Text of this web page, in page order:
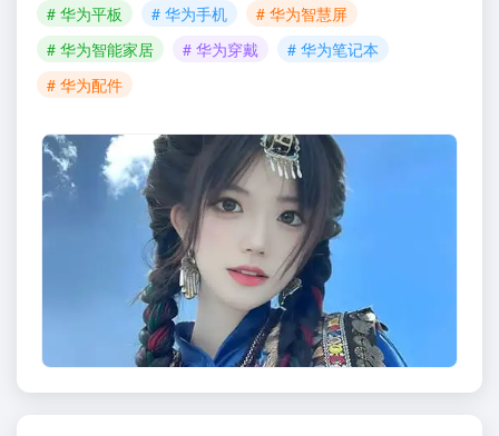
# 华为平板
# 华为手机
# 华为智慧屏
# 华为智能家居
# 华为穿戴
# 华为笔记本
# 华为配件